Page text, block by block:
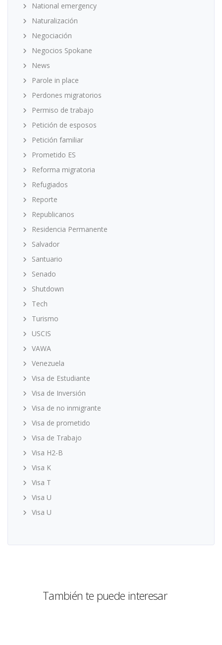
National emergency
Naturalización
Negociación
Negocios Spokane
News
Parole in place
Perdones migratorios
Permiso de trabajo
Petición de esposos
Petición familiar
Prometido ES
Reforma migratoria
Refugiados
Reporte
Republicanos
Residencia Permanente
Salvador
Santuario
Senado
Shutdown
Tech
Turismo
USCIS
VAWA
Venezuela
Visa de Estudiante
Visa de Inversión
Visa de no inmigrante
Visa de prometido
Visa de Trabajo
Visa H2-B
Visa K
Visa T
Visa U
Visa U
También te puede interesar